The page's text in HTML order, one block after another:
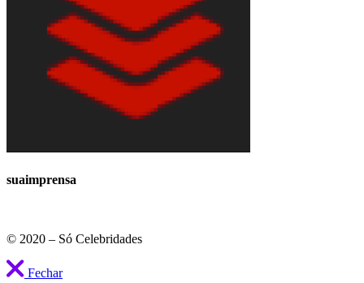
suaimprensa
© 2020 – Só Celebridades
Fechar